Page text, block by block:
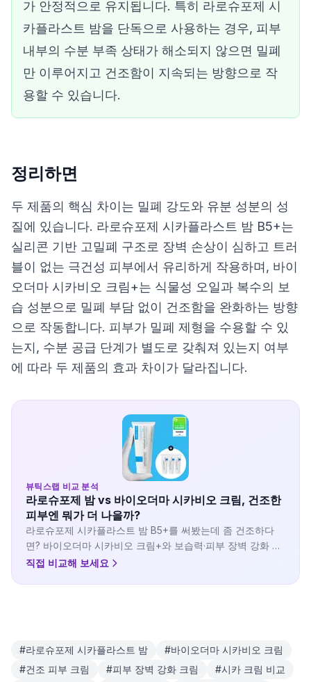
가 안정적으로 유지됩니다. 특히 라로슈포제 시
카플라스트 밤을 단독으로 사용하는 경우, 피부
내부의 수분 부족 상태가 해소되지 않으면 밀폐
만 이루어지고 건조함이 지속되는 방향으로 작
용할 수 있습니다.
정리하면
두 제품의 핵심 차이는 밀폐 강도와 유분 성분의 성
질에 있습니다. 라로슈포제 시카플라스트 밤 B5+는
실리콘 기반 고밀폐 구조로 장벽 손상이 심하고 트러
블이 없는 극건성 피부에서 유리하게 작용하며, 바이
오더마 시카비오 크림+는 식물성 오일과 복수의 보
습 성분으로 밀폐 부담 없이 건조함을 완화하는 방향
으로 작동합니다. 피부가 밀폐 제형을 수용할 수 있
는지, 수분 공급 단계가 별도로 갖춰져 있는지 여부
에 따라 두 제품의 효과 차이가 달라집니다.
뷰틱스랩 비교 분석
라로슈포제 밤 vs 바이오더마 시카비오 크림, 건조한
피부엔 뭐가 더 나을까?
라로슈포제 시카플라스트 밤 B5+를 써봤는데 좀 건조하다
면? 바이오더마 시카비오 크림+와 보습력·피부 장벽 강화 효
과를 비교해 봤습니다.
직접 비교해 보세요
#라로슈포제 시카플라스트 밤 #바이오더마 시카비오 크림
#건조 피부 크림 #피부 장벽 강화 크림 #시카 크림 비교